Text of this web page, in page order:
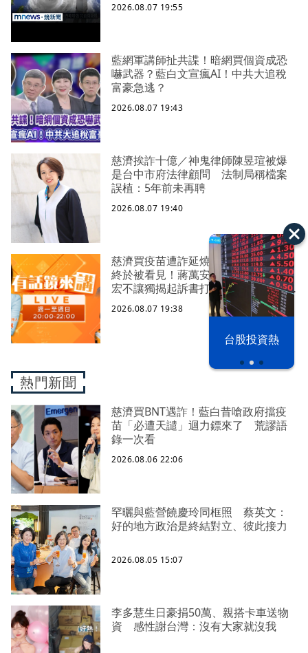
台股投資熱
2026.08.07 19:55
藍網軍講師扯共諜！暗網買個資成恐
嚇武器？藍白文宣瘋AI！中共大追稅
富豪急逃？
2026.08.07 19:43
慈濟挨詐十億／神鬼律師陳昱瑄被爆
是台中市府法律顧問 法制局稱檔案
誤植：5年前未再聘
2026.08.07 19:40
慈濟買疫苗遭詐延燒！陳時中嘆真相
終於被看見！蔣萬安翻車又怪中央？
宏不讓獨揭起訴書打臉藍白？柯文哲
生日嚇一大跳忘記腳傷？虐童案再
爆！北市府突襲稽查變套招？
2026.08.07 19:38
熱門新聞
慈濟買BNT遇詐！藍白昔嗆政府擋疫
苗「必遭天譴」迴力鏢來了 荒謬語
錄一次看
2026.08.06 22:06
罕曬與藍營饒慶玲同框照 蔡英文：
好的地方政治是終結對立、彼此接力
2026.08.05 15:07
李多慧生日豪捐50萬、親搭卡車送物
資 感性謝台灣：沒有大家就沒我